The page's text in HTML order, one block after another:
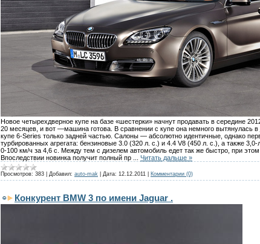
Новое четырехдверное купе на базе «шестерки» начнут продавать в середине
20 месяцев, и вот —машина готова. В сравнении с купе она немного вытянулась
купе 6-Series только задней частью. Салоны — абсолютно идентичные, однако
турбированных агрегата: бензиновые 3.0 (320 л. с.) и 4.4 V8 (450 л. с.), а также
0-100 км/ч за 4,6 с. Между тем с дизелем автомобиль едет так же быстро, при
Впоследствии новинка получит полный пр
Читать дальше »
Просмотров: 383 Добавил: auto-mak Дата: 12.12.2011 Комментарии (0)
Конкурент BMW 3 по имени Jaguar .